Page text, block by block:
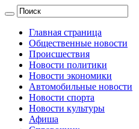
Главная страница
Общественные новости
Происшествия
Новости политики
Новости экономики
Автомобильные новости
Новости спорта
Новости культуры
Афиша